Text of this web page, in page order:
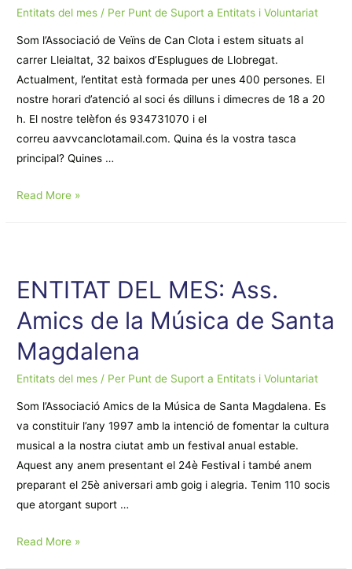
Entitats del mes / Per Punt de Suport a Entitats i Voluntariat
Som l’Associació de Veïns de Can Clota i estem situats al
carrer Lleialtat, 32 baixos d’Esplugues de Llobregat.
Actualment, l’entitat està formada per unes 400 persones. El
nostre horari d’atenció al soci és dilluns i dimecres de 18 a 20
h. El nostre telèfon és 934731070 i el
correu aavvcanclotamail.com. Quina és la vostra tasca
principal? Quines …
ENTITAT
Veïns
de
Can
Clota
Read More »
ENTITAT DEL MES: Ass.
Amics de la Música de Santa
Magdalena
Entitats del mes / Per Punt de Suport a Entitats i Voluntariat
Som l’Associació Amics de la Música de Santa Magdalena. Es
va constituir l’any 1997 amb la intenció de fomentar la cultura
musical a la nostra ciutat amb un festival anual estable.
Aquest any anem presentant el 24è Festival i també anem
preparant el 25è aniversari amb goig i alegria. Tenim 110 socis
que atorgant suport …
ENTITAT
Read More »